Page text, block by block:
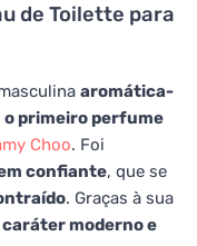
de Toilette para
aromática-
o primeiro perfume
Choo. Foi
confiante, que se
. Graças à sua
caráter moderno e